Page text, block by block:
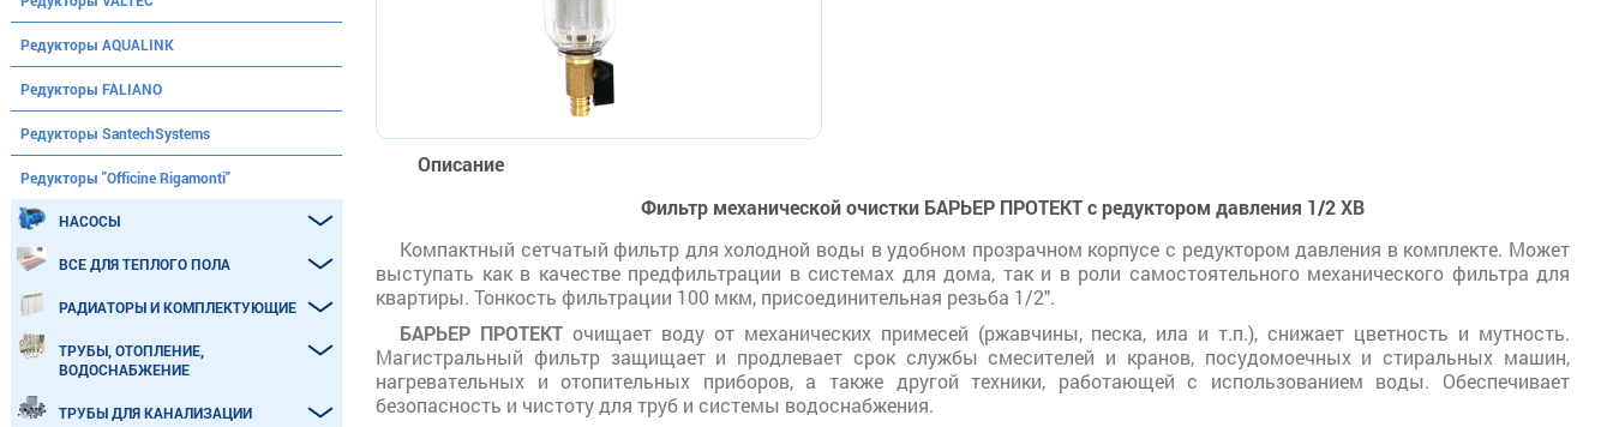
Описание
Фильтр механической очистки БАРЬЕР ПРОТЕКТ с редуктором давления 1/2 ХВ
Компактный сетчатый фильтр для холодной воды в удобном прозрачном корпусе с редуктором давления в комплекте. Может
выступать как в качестве предфильтрации в системах для дома, так и в роли самостоятельного механического фильтра для
квартиры. Тонкость фильтрации 100 мкм, присоединительная резьба 1/2".
БАРЬЕР ПРОТЕКТочищает воду от механических примесей (ржавчины, песка, ила и т.п.), снижает цветность и мутность.
Магистральный фильтр защищает и продлевает срок службы смесителей и кранов, посудомоечных и стиральных машин,
нагревательных и отопительных приборов, а также другой техники, работающей с использованием воды. Обеспечивает
безопасность и чистоту для труб и системы водоснабжения.
Редукторы AQUALINK
Редукторы FALIANO
Редукторы SantechSystems
Редукторы "Officine Rigamonti"
НАСОСЫ
ВСЕ ДЛЯ ТЕПЛОГО ПОЛА
РАДИАТОРЫ И КОМПЛЕКТУЮЩИЕ
ТРУБЫ, ОТОПЛЕНИЕ,
ВОДОСНАБЖЕНИЕ
ТРУБЫ ДЛЯ КАНАЛИЗАЦИИ